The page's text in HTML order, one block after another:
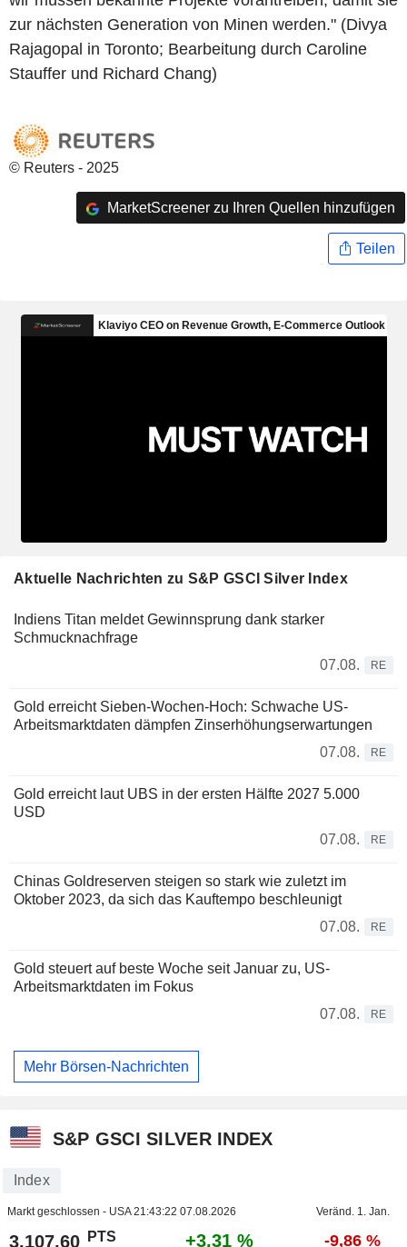
zur nächsten Generation von Minen werden." (Divya
Rajagopal in Toronto; Bearbeitung durch Caroline
Stauffer und Richard Chang)
© Reuters - 2025
MarketScreener zu Ihren Quellen hinzufügen
Teilen
Aktuelle Nachrichten zu S&P GSCI Silver Index
Indiens Titan meldet Gewinnsprung dank starker
Schmucknachfrage
07.08.
RE
Gold erreicht Sieben-Wochen-Hoch: Schwache US-
Arbeitsmarktdaten dämpfen Zinserhöhungserwartungen
07.08.
RE
Gold erreicht laut UBS in der ersten Hälfte 2027 5.000
USD
07.08.
RE
Chinas Goldreserven steigen so stark wie zuletzt im
Oktober 2023, da sich das Kauftempo beschleunigt
07.08.
RE
Gold steuert auf beste Woche seit Januar zu, US-
Arbeitsmarktdaten im Fokus
07.08.
RE
Mehr Börsen-Nachrichten
S&P GSCI SILVER INDEX
Index
Markt geschlossen - USA21:43:22 07.08.2026 Veränd. 1. Jan.
3.107,60 PTS +3,31 % -9,86 %